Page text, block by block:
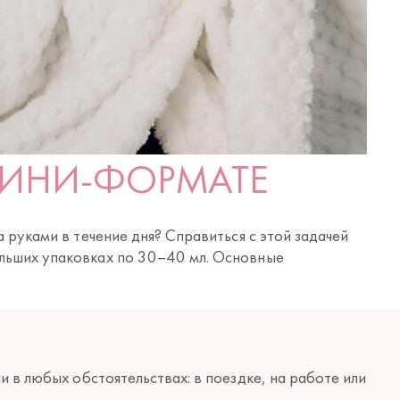
ФОРМАТЕ
в течение дня? Справиться с этой задачей
упаковках по 30–40 мл. Основные
в любых обстоятельствах: в поездке, на работе или